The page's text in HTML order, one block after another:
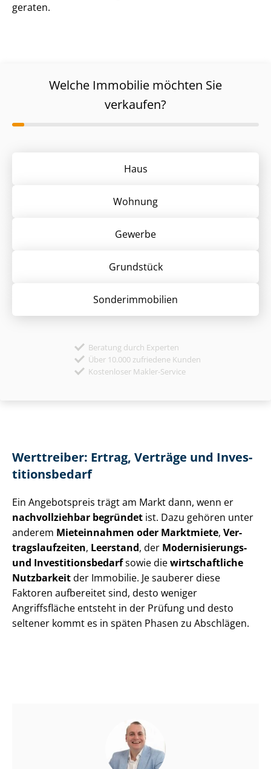
geraten.
Welche Immobilie möchten Sie
verkaufen?
Haus
Wohnung
Gewerbe
Grund­stück
Sonder­immobilien
Beratung durch Experten
Über 10.000 zufriedene Kunden
Kostenloser Makler-Service
Werttreiber: Ertrag, Verträge und In­ves­
ti­ti­ons­be­darf
Ein Angebotspreis trägt am Markt dann, wenn er
nachvollziehbar begründet ist. Dazu gehören unter
anderem Mieteinnahmen oder Marktmiete, Ver­
trags­lauf­zei­ten, Leerstand, der Modernisierungs-
und In­ves­ti­ti­ons­be­darfsowie diewirtschaftliche
Nutzbarkeitder Immobilie. Je sauberer diese
Faktoren aufbereitet sind, desto weniger
Angriffsfläche entsteht in der Prüfung und desto
seltener kommt es in späten Phasen zu Abschlägen.